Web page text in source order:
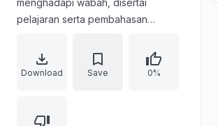
menghadapi wabah, disertai
pelajaran serta pembahasan
bacaan yang memohon kebaikan di
dunia dan akhirat, meminta
dan ketenangan. Memuat dzikir
Download Save 0%